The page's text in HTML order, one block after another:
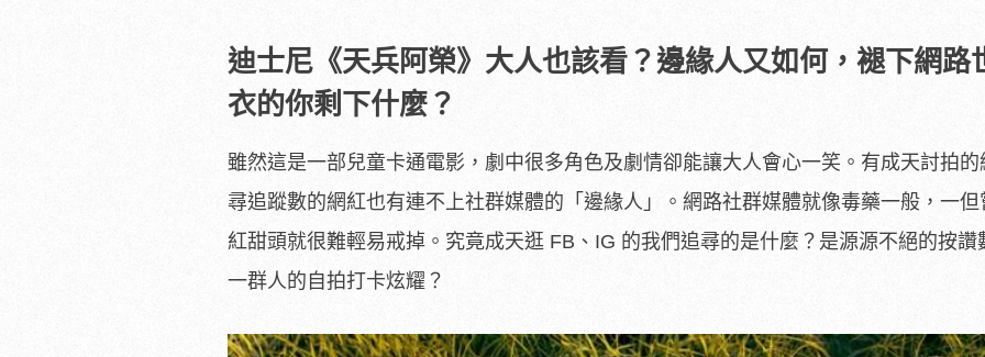
迪士尼《天兵阿榮》大人也該看？邊緣人又如何，褪下網路
衣的你剩下什麼？
雖然這是一部兒童卡通電影，劇中很多角色及劇情卻能讓大人會心一笑。有成天討拍的
尋追蹤數的網紅也有連不上社群媒體的「邊緣人」。網路社群媒體就像毒藥一般，一但
紅甜頭就很難輕易戒掉。究竟成天逛 FB、IG 的我們追尋的是什麼？是源源不絕的按讚
一群人的自拍打卡炫耀？